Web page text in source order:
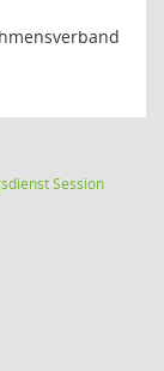
Session(Wird in